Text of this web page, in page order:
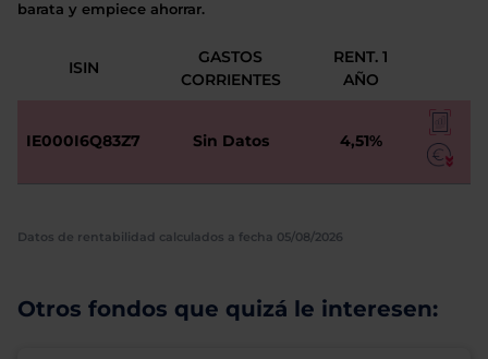
barata y empiece ahorrar.
ISIN
GASTOS
CORRIENTES
RENT. 1
AÑO
IE000I6Q83Z7 Sin Datos 4,51%
Datos de rentabilidad calculados a fecha 05/08/2026
Otros fondos que quizá le interesen: